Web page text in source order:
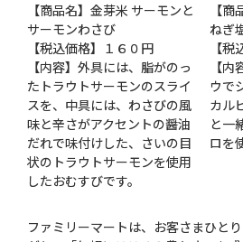
【商品名】金芽米 サーモンと
サーモンわさび
【税込価格】１６０円
【内容】外具には、脂がのっ
たトラウトサーモンのスライ
スを、中具には、わさびの風
味と辛さがアクセントの醤油
だれで味付けした、さいの目
状のトラウトサーモンを使用
したおむすびです。
【
ねぎ
【
【
ウで
カル
と一
ロを
ファミリーマートは、お客さまひと